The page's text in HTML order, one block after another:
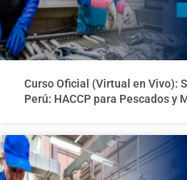
Curso Oficial (Virtual en Vivo):
Perú: HACCP para Pescados y